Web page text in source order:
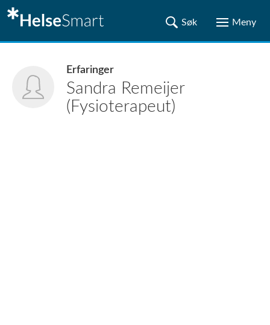
Erfaringer
Sandra Remeijer
(Fysioterapeut)